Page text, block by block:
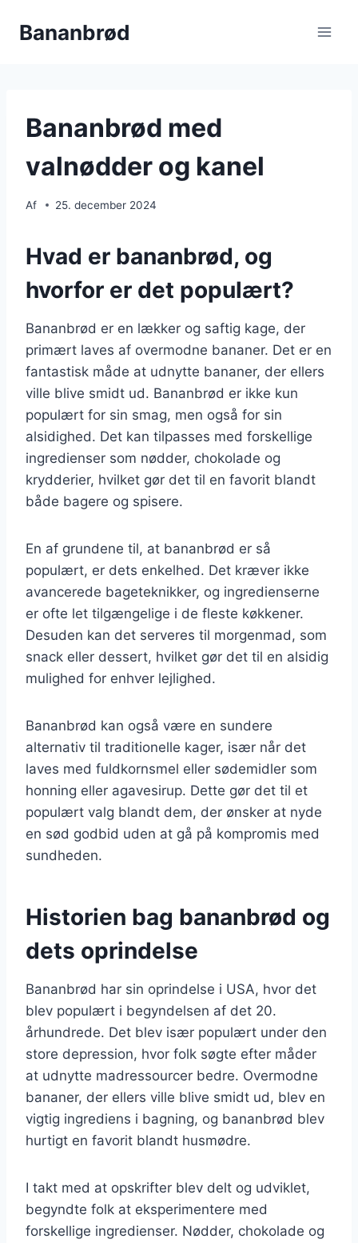
Bananbrød
Bananbrød med
valnødder og kanel
Af 25. december 2024
Hvad er bananbrød, og
hvorfor er det populært?
Bananbrød er en lækker og saftig kage, der
primært laves af overmodne bananer. Det er en
fantastisk måde at udnytte bananer, der ellers
ville blive smidt ud. Bananbrød er ikke kun
populært for sin smag, men også for sin
alsidighed. Det kan tilpasses med forskellige
ingredienser som nødder, chokolade og
krydderier, hvilket gør det til en favorit blandt
både bagere og spisere.
En af grundene til, at bananbrød er så
populært, er dets enkelhed. Det kræver ikke
avancerede bageteknikker, og ingredienserne
er ofte let tilgængelige i de fleste køkkener.
Desuden kan det serveres til morgenmad, som
snack eller dessert, hvilket gør det til en alsidig
mulighed for enhver lejlighed.
Bananbrød kan også være en sundere
alternativ til traditionelle kager, især når det
laves med fuldkornsmel eller sødemidler som
honning eller agavesirup. Dette gør det til et
populært valg blandt dem, der ønsker at nyde
en sød godbid uden at gå på kompromis med
sundheden.
Historien bag bananbrød og
dets oprindelse
Bananbrød har sin oprindelse i USA, hvor det
blev populært i begyndelsen af det 20.
århundrede. Det blev især populært under den
store depression, hvor folk søgte efter måder
at udnytte madressourcer bedre. Overmodne
bananer, der ellers ville blive smidt ud, blev en
vigtig ingrediens i bagning, og bananbrød blev
hurtigt en favorit blandt husmødre.
I takt med at opskrifter blev delt og udviklet,
begyndte folk at eksperimentere med
forskellige ingredienser. Nødder, chokolade og